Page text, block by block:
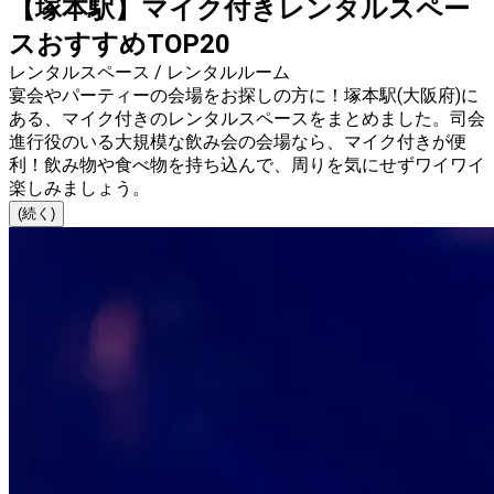
【塚本駅】マイク付きレンタルスペー
スおすすめTOP20
レンタルスペース / レンタルルーム
宴会やパーティーの会場をお探しの方に！塚本駅(大阪府)に
ある、マイク付きのレンタルスペースをまとめました。司会
進行役のいる大規模な飲み会の会場なら、マイク付きが便
利！飲み物や食べ物を持ち込んで、周りを気にせずワイワイ
楽しみましょう。
(続く)